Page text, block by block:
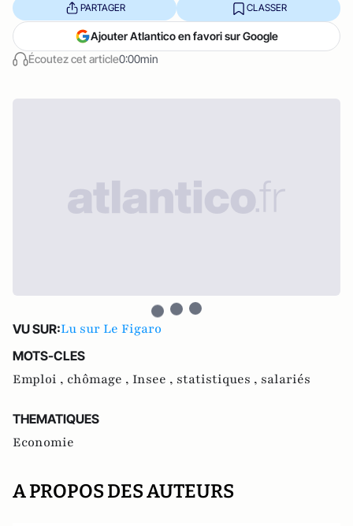
Écoutez cet article0:00min
PARTAGER CLASSER
Ajouter Atlantico en favori sur Google
VU SUR:Lu sur Le Figaro
MOTS-CLES
Emploi , chômage , Insee , statistiques , salariés
THEMATIQUES
Economie
A PROPOS DES AUTEURS